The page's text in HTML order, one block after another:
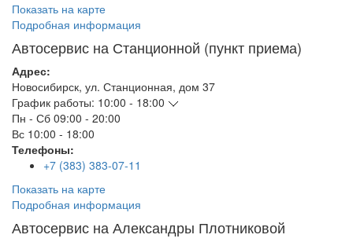
Показать на карте
Подробная информация
Автосервис на Станционной (пункт приема)
Адрес:
Новосибирск, ул. Станционная, дом 37
График работы: 10:00 - 18:00
Пн - Сб 09:00 - 20:00
Вс 10:00 - 18:00
Телефоны:
+7 (383) 383-07-11
Показать на карте
Подробная информация
Автосервис на Александры Плотниковой